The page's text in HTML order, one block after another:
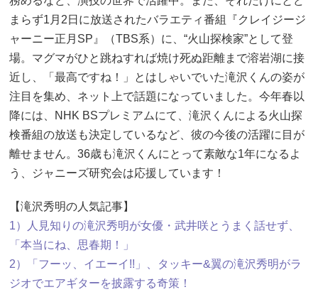
まらず1月2日に放送されたバラエティ番組『クレイジージ
ャーニー正月SP』（TBS系）に、“火山探検家”として登
場。マグマがひと跳ねすれば焼け死ぬ距離まで溶岩湖に接
近し、「最高ですね！」とはしゃいでいた滝沢くんの姿が
注目を集め、ネット上で話題になっていました。今年春以
降には、NHK BSプレミアムにて、滝沢くんによる火山探
検番組の放送も決定しているなど、彼の今後の活躍に目が
離せません。36歳も滝沢くんにとって素敵な1年になるよ
う、ジャニーズ研究会は応援しています！
【滝沢秀明の人気記事】
1）人見知りの滝沢秀明が女優・武井咲とうまく話せず、
「本当にね、思春期！」
2）「フーッ、イエーイ!!」、タッキー&翼の滝沢秀明がラ
ジオでエアギターを披露する奇策！